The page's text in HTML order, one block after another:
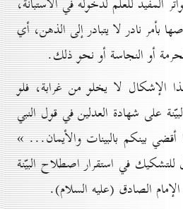
بأمر نادر لا يتبادر إلى الذهن، أي
أو النجاسة أو نحو ذلك.
الإشكال لا يخلو من غرابة، فلو
على شهادة العدلين في قول النبي
أقضي بينكم بالبينات والأيمان... »
في استقرار اصطلاح البيّنة
الصادق (عليه السلام).